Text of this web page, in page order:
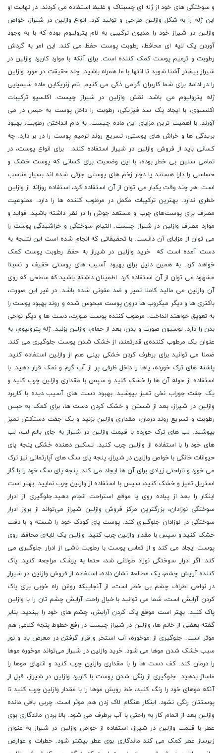
و سوختگی ‌های خود از ژله‌ ا‌ی چسبناک و غلیظ استفاده می کردند. در نهایت او
این ژله را به شکل وازلین طراحی و تولید کرد. انواع وازلین در شیراز، خواص
وازلین در شیراز خود را مدیون ترکیبی به نام پترولیوم بوده که با به وجود
آوردن یک لایه‌ ای محافظ، رطوبت پوست حفظ می ‌کند. این امر به گردش
رطوبت و ترمیم پوست کمک کننده است. برای آنکه با موارد کاربرد وازلین در
شیراز بیشتر آشنا شوید تا انتها با ما همراه باشید. چند حقیقت در مورد وازلین
را در ادامه برای شما کاربران گرامی ذکی می کنیم. نام ژنریکاین ماده شیمیایی
ژله پترولیوم می باشد. نقش وازلین در شیراز چیست. اکلسیو ترکیبات
اکلسیوی، با ایجاد یک سد فیزیکی، رطوبت را داخل پوست به حبس در می
آورند. با اهمیت ترین مزایای این ماده چیست. به دام انداختن رطوبت، بهبود
بریدگی‌ ها و خراش ‌های پوستی، تسریع روند ترمیم پوست را در بر دارد. چه
کسانی باید از فروش وازلین در شیراز استفاده کنند. برای انواع پوست، در
تمامی سنین بی‌ خطر بوده، با این وضعیت برای کسانی که پوست خشک و
حساسی را دارا هستند یا دچار زخم‌ های پوستی جزئی شده ‌اند بسیار مناسب
است. هر چند وقت یکبار می‌ توان از آن استفاده کرد، استفاده روزانه از وازلین
خطری ندارد. بهترین ترکیبات مکمل در مرطوب کننده‌ ها را دارد. ممنوعیت
مصرف برای پوست‌های چرب و مستعد جوش را در نظر داشته باشید. فواید و
موارد مصرف وازلین در شیراز چیست. التیام سوختگی و خراشیدگی پوست را
می توان از مزایای آن دانست. با تحقیقاتی که انجام شده است این نتیجه به
دست آمده است که خرید وازلین در شیراز به حفظ رطوبت پوست کمک
خواهد کرد. به همین دلیل برای بهبود آسیب ‌های پوستی خفیف و نسبتا
مشهود می توان از آن استفاده کرد. اطمینان داشته باشید که سطحی که روی
آن وازلین می ‌مالید کاملا تمیز و ضد عفونی شده باشد. در غیر این صورت،
باکتری ‌ها و دیگر میکروب ‌ها درون پوست مبحوس شده و روند بهبود پوست را
به تعویق خواهند انداخت. مرطوب کننده‌ پوست صورت، دست ‌ها و دیگر نواحی
بدن را دارد. لوسیون صورت و بدن، بعد از حمام، وازلین بزنید. ژله‌ پترولیوم، به
عنوان یک مرطوب کننده‌ی قدرتمند، از خشک شدن پوست جلوگیری می کند.
ضمنا می‌ توانید برای برطرف کردن خشکی بینی هم از وازلین استفاده کنید.
پاشنه‌ های ترک خورده، پاها را داخل ظرفی پر از آب گرم و نمک قرار دهید. با
استفاده از حوله آن ها را خشک کنید و سپس با مقداری وازلین چرب کنید و
یک جفت جوراب نخی تمیز بپوشید. بهبود دست ‌های آسیب دیده با کاربرد
وازلین در شیراز، بعد از شستن و خشک کردن دست‌ ها، برای کمک به حبس
رطوبت و تسریع روند درمان، مقداری وازلین بزنید و یک جفت دستکش تمیز
بپوشید. لب‌ های ترک خورده با قیمت وازلین در شیراز به جای بالم لب، لب
‌های خود را با استفاده از وازلین چرب کنید. تسکین دهنده‌ خشکی پنجه‌ پای
حیوانات خانگی با خواص وازلین در شیراز، پنجه پای سگ‌ های آپارتمانی نیز ترک
می‌ خورد و ناراحتی زیادی برای آن ها ایجاد می‌ کند. پنجه‌ پای سگ خود را با گاز
استریل تمیز و خشک کنید، سپس با استفاده از وازلین چرب نمایید. بهتر است
اینکار را بعد از پیاده‌ روی یا موقع استراحت انجام دهید.جلوگیری از ادرار
سوختگی نوزادان، بزرگترین مرکز فروش وازلین شیراز می‌تواند از بروز ادرار
سوختگی در نوزادان جلوگیری کند. پوست پای کودک خود را شسته و با دقت
خشک کنید و سپس با مقدار وازلین چرب کنید. وازلین یک لایه‌ی محافظ روی
پوست ایجاد می کند و از تماس پوست با رطوبت ناشی از ادرار جلوگیری می
کند. اگر ادرار سوختگی نوزاد طولانی شد، حتما به پزشک مراجعه کنید. پاک
کننده آرایش چشم، یک مطالعه نشان داده، استفاده از فروش وازلین در شیراز
در نواحی اطراف چشم بی‌ خطر است، از آنجاییکه روغن راه خوبی برای پاک
کردن آرایش است، شما می ‌توانید با خیال راحت آرایش چشم ‌تان را با وازلین
پاک کنید. بهتر است موقع پاک کردن آرایش، چشم ‌های خود را ببندید. بنابر
گفته بعضی از خانم ‌ها، وازلین در شیراز چیست در رفع خطوط پنجه کلاغی هم
موثر است. جلوگیری از موخوره، آب استخر و قرار گرفتن در معرض باد و نور
سبب خشک شدن موها می شود. خرید وازلین در شیراز می‌تواند موخوره‌ موها
را درمان کند. کف دست ‌ها را با مقداری وازلین چرب کنید و انتهای موها را
ماساژ بدهید. جلوگیری از رنگی شدن پوست با کاربرد وازلین در شیراز، قبل از
آنکه موهای خود را رنگ کنید، خط رویش موها را با مقدار وازلین چرب کنید تا
پوستتان رنگی نشود. اینکار هنگام لاک زدن هم موثر است. چربی باقی مانده
وازلین بعد از اتمام کار به راحتی با آب برطرف می ‌شود. بالا بردن ماندگاری بوی
عطر با قیمت وازلین در شیراز، استفاده از خواص وازلین در شیراز به عنوان
زیرساز عطر کمک می کند ماندگاری بوی عطر بیشتر شود. خطرات و عوارض